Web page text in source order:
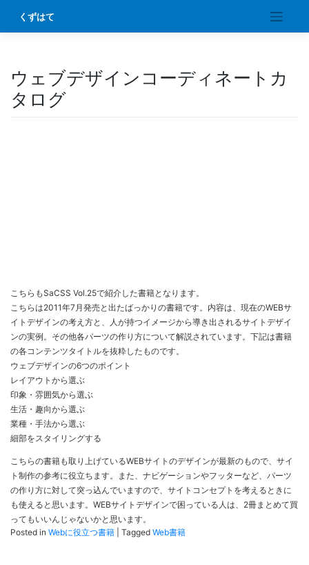
content
くずはて
ウェブデザインコーディネートカ
タログ
こちらもSaCSS Vol.25で紹介した書籍となります。
こちらは2011年7月発売と出たばっかりの書籍です。内容は、現在のWEBサ
イトデザインの考え方と、人が持つイメージから導き出されるサイトデザイ
ンの実例。その他各パーツの作り方について解説されています。下記は書籍
の各コンテンツタイトルを抜粋したものです。
ウェブデザインの6つのポイント
レイアウトから選ぶ
印象・雰囲気から選ぶ
生活・趣向から選ぶ
業種・手法から選ぶ
細部をスタイリングする
こちらの書籍も取り上げているWEBサイトのデザインが最新のもので、サイ
ト制作の参考に役立ちます。また、ナビゲーションやフッターなど、パーツ
の作り方に対して突っ込んでいますので、サイトコンセプトを考えるときに
も使えると思います。WEBサイトデザインで困っている人は、2冊まとめて買
ってもいいんじゃないかと思います。
Posted in Webに役立つ書籍 Tagged Web書籍